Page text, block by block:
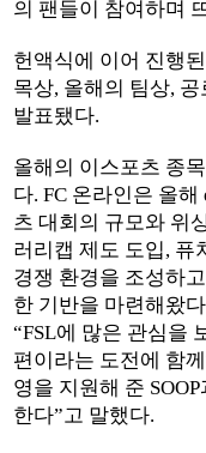
의 팬들이 참여하며
헌액식에 이어 진행
목상, 올해의 팀상,
발표됐다.
올해의 이스포츠 종
다. FC 온라인은 올
츠 대회의 규모와 위
러리캡 제도 도입, 퓨
경쟁 환경을 조성하
한 기반을 마련해왔
“FSL에 많은 관심을
편이라는 도전에 함
영을 지원해 준
한다”고 말했다.